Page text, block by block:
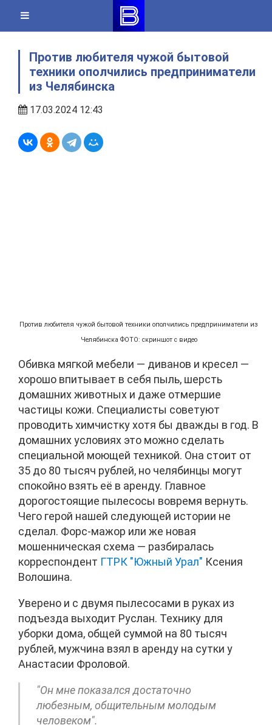
content
Против любителя чужой бытовой
техники ополчились предприниматели
из Челябинска
17.03.2024 12:43
Против любителя чужой бытовой техники ополчились предприниматели из
Челябинска ФОТО: скриншот с видео
Обивка мягкой мебели — диванов и кресел —
хорошо впитывает в себя пыль, шерсть
домашних животных и даже отмершие
частицы кожи. Специалисты советуют
проводить химчистку хотя бы дважды в год. В
домашних условиях это можно сделать
специальной моющей техникой. Она стоит от
35 до 80 тысяч рублей, но челябинцы могут
спокойно взять её в аренду. Главное
дорогостоящие пылесосы вовремя вернуть.
Чего герой нашей следующей истории не
сделал. Форс-мажор или же новая
мошенническая схема — разбиралась
корреспондент ГТРК "Южный Урал" Ксения
Волошина.
Уверено и с двумя пылесосами в руках из
подъезда выходит Руслан. Технику для
уборки дома, общей суммой на 80 тысяч
рублей, мужчина взял в аренду на сутки у
Анастасии Фроловой.
"Он мне показался достаточно
любезным, общительным молодым
человеком".